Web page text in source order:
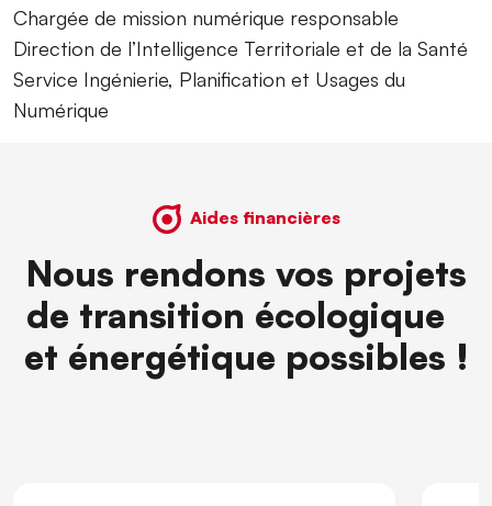
Chargée de mission numérique responsable
Direction de l’Intelligence Territoriale et de la Santé
Service Ingénierie, Planification et Usages du
Numérique
Aides financières
Nous rendons vos projets
de transition écologique
et énergétique possibles !